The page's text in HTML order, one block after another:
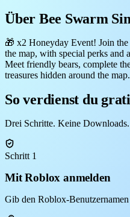
Über Bee Swarm
🎁 x2 Honeyday Event! Join the
the map, with special perks
Meet friendly bears, complete
treasures hidden around the
So verdienst du
Drei Schritte. Keine
Schritt 1
Mit Roblox anmelden
Gib den Roblox-